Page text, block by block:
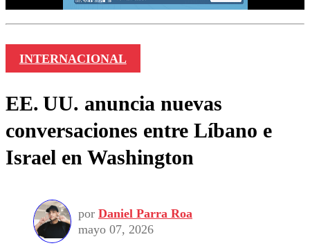
INTERNACIONAL
EE. UU. anuncia nuevas
conversaciones entre Líbano e
Israel en Washington
por Daniel Parra Roa
mayo 07, 2026